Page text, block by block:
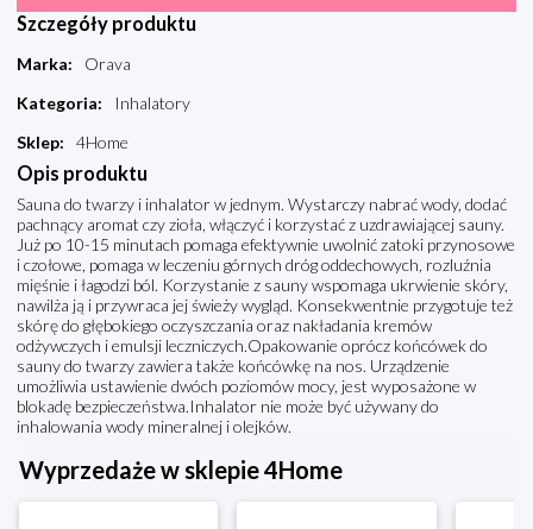
Szczegóły produktu
Marka:
Orava
Kategoria:
Inhalatory
Sklep: 4Home
Opis produktu
Sauna do twarzy i inhalator w jednym. Wystarczy nabrać wody, dodać
pachnący aromat czy zioła, włączyć i korzystać z uzdrawiającej sauny.
Już po 10-15 minutach pomaga efektywnie uwolnić zatoki przynosowe
i czołowe, pomaga w leczeniu górnych dróg oddechowych, rozluźnia
mięśnie i łagodzi ból. Korzystanie z sauny wspomaga ukrwienie skóry,
nawilża ją i przywraca jej świeży wygląd. Konsekwentnie przygotuje też
skórę do głębokiego oczyszczania oraz nakładania kremów
odżywczych i emulsji leczniczych.Opakowanie oprócz końcówek do
sauny do twarzy zawiera także końcówkę na nos. Urządzenie
umożliwia ustawienie dwóch poziomów mocy, jest wyposażone w
blokadę bezpieczeństwa.Inhalator nie może być używany do
inhalowania wody mineralnej i olejków.
Wyprzedaże w sklepie 4Home